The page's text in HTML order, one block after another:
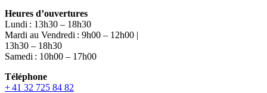
Heures d’ouvertures
Lundi : 13h30 – 18h30
Mardi au Vendredi : 9h00 – 12h00 |
13h30 – 18h30
Samedi : 10h00 – 17h00
Téléphone
+ 41 32 725 84 82